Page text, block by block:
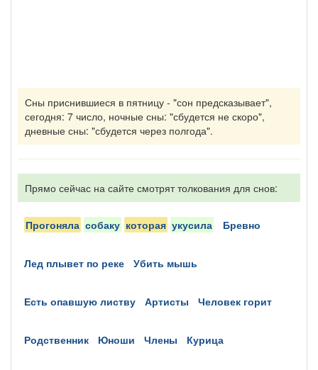
Сны приснившиеся в пятницу - "сон предсказывает",
сегодня: 7 число, ночные сны: "сбудется не скоро",
дневные сны: "сбудется через полгода".
Прямо сейчас на сайте смотрят толкования для снов:
прогоняла собаку которая укусила бревно
лед плывет по реке убить мышь
есть опавшую листву артисты человек горит
родственник юноши члены курица